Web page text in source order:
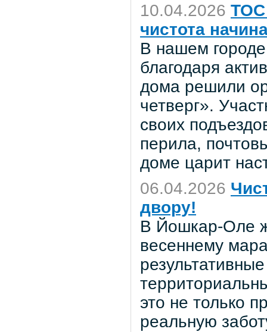
10.04.2026 ТОС
чистота
В нашем
благодаря
дома решили
четверг».
своих
перила,
доме царит
06.04.2026
двору!
В Йошкар-Оле
весеннему
это не только
реальную